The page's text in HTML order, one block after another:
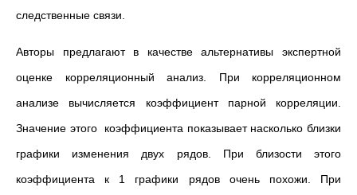
следственные связи.
Авторы предлагают в качестве альтернативы экспертной
оценке корреляционный анализ. При корреляционном
анализе вычисляется коэффициент парной корреляции.
Значение этого коэффициента показывает насколько близки
графики изменения двух рядов. При близости этого
коэффициента к 1 графики рядов очень похожи. При